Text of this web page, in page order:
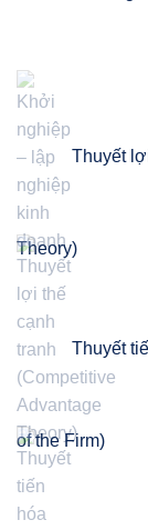
Thuyết
Theory)
Thuyết
of the Firm)